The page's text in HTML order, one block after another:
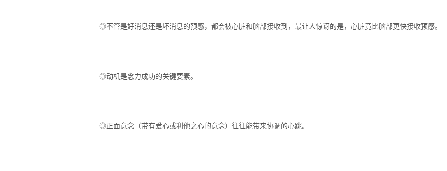
◎不管是好消息还是坏消息的预感，都会被心脏和脑部接收到，最让人惊讶的是，心脏竟比脑部更快接收预感。
◎动机是念力成功的关键要素。
◎正面意念（带有爱心或利他之心的意念）往往能带来协调的心跳。